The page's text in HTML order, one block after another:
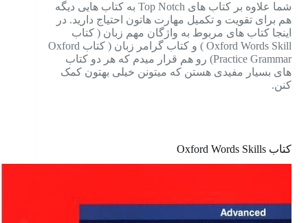
شما علاوه بر کتاب های Top Notch به کتاب هایی دیگه
هم برای تقویت و تکمیل مهارت هاتون احتیاج دارید. در
اینجا کتاب های مربوط به واژگان مهم زبان ( کتاب
Oxford Words Skill ) و کتاب گرامر زبان ( کتاب Oxford
Practice Grammar) رو هم قرار میدم که هر دو کتاب
های بسیار مفیدی هستن که میتونن خیلی بهتون کمک
کنن.
کتاب Oxford Words Skills